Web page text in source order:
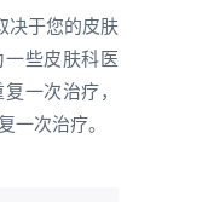
决于您的皮肤
些皮肤科医
一次治疗，
一次治疗。